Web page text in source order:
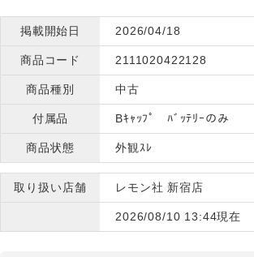
掲載開始日 2026/04/18
商品コード 2111020422128
商品種別 中古
付属品 Bｷｬｯﾌﾟ ﾊﾞｯﾃﾘｰのみ
商品状態 外観ｽﾚ
取り扱い店舗 レモン社 新宿店
2026/08/10 13:44現在